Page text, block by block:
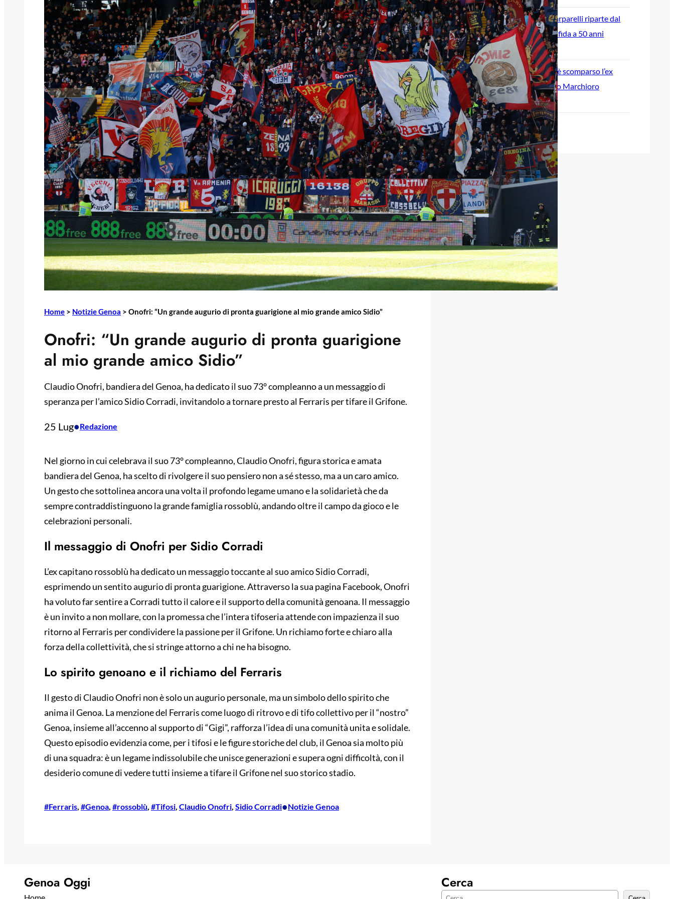
Home > Notizie Genoa > Onofri: “Un grande augurio di pronta guarigione al mio grande amico Sidio”
Onofri: “Un grande augurio di pronta guarigione
al mio grande amico Sidio”
Claudio Onofri, bandiera del Genoa, ha dedicato il suo 73° compleanno a un messaggio di
speranza per l’amico Sidio Corradi, invitandolo a tornare presto al Ferraris per tifare il Grifone.
25 Lug•Redazione
Nel giorno in cui celebrava il suo 73° compleanno, Claudio Onofri, figura storica e amata
bandiera del Genoa, ha scelto di rivolgere il suo pensiero non a sé stesso, ma a un caro amico.
Un gesto che sottolinea ancora una volta il profondo legame umano e la solidarietà che da
sempre contraddistinguono la grande famiglia rossoblù, andando oltre il campo da gioco e le
celebrazioni personali.
Il messaggio di Onofri per Sidio Corradi
L’ex capitano rossoblù ha dedicato un messaggio toccante al suo amico Sidio Corradi,
esprimendo un sentito augurio di pronta guarigione. Attraverso la sua pagina Facebook, Onofri
ha voluto far sentire a Corradi tutto il calore e il supporto della comunità genoana. Il messaggio
è un invito a non mollare, con la promessa che l’intera tifoseria attende con impazienza il suo
ritorno al Ferraris per condividere la passione per il Grifone. Un richiamo forte e chiaro alla
forza della collettività, che si stringe attorno a chi ne ha bisogno.
Lo spirito genoano e il richiamo del Ferraris
Il gesto di Claudio Onofri non è solo un augurio personale, ma un simbolo dello spirito che
anima il Genoa. La menzione del Ferraris come luogo di ritrovo e di tifo collettivo per il “nostro”
Genoa, insieme all’accenno al supporto di “Gigi”, rafforza l’idea di una comunità unita e solidale.
Questo episodio evidenzia come, per i tifosi e le figure storiche del club, il Genoa sia molto più
di una squadra: è un legame indissolubile che unisce generazioni e supera ogni difficoltà, con il
desiderio comune di vedere tutti insieme a tifare il Grifone nel suo storico stadio.
#Ferraris, #Genoa, #rossoblù, #Tifosi, Claudio Onofri, Sidio Corradi•Notizie Genoa
L’ex rossoblù Carparelli riparte dal
Cisano: nuova sfida a 50 anni
6 Agosto 2026
Genoa in lutto: è scomparso l’ex
allenatore Pippo Marchioro
6 Agosto 2026
Genoa Oggi Cerca
C